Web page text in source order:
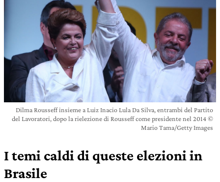
Dilma Rousseff insieme a Luiz Inacio Lula Da Silva, entrambi del Partito
del Lavoratori, dopo la rielezione di Rousseff come presidente nel 2014 ©
Mario Tama/Getty Images
I temi caldi di queste elezioni in
Brasile